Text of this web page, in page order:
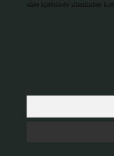
süre içerisinde sitemizden